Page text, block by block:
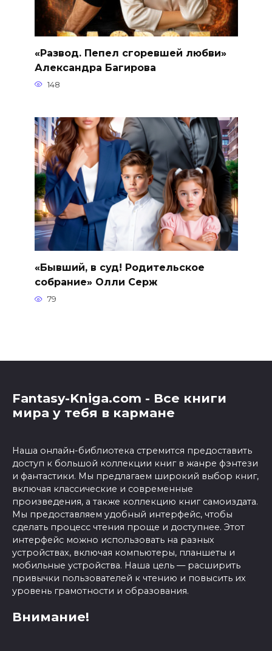
«Развод. Пепел сгоревшей любви»
Александра Багирова
148
«Бывший, в суд! Родительское
собрание» Олли Серж
79
Fantasy-Kniga.com - Все книги
мира у тебя в кармане
Наша онлайн-библиотека стремится предоставить
доступ к большой коллекции книг в жанре фэнтези
и фантастики. Мы предлагаем широкий выбор книг,
включая классические и современные
произведения, а также коллекцию книг самоиздата.
Мы предоставляем удобный интерфейс, чтобы
сделать процесс чтения проще и доступнее. Этот
интерфейс можно использовать на разных
устройствах, включая компьютеры, планшеты и
мобильные устройства. Наша цель — расширить
привычки пользователей к чтению и повысить их
уровень грамотности и образования.
Внимание!